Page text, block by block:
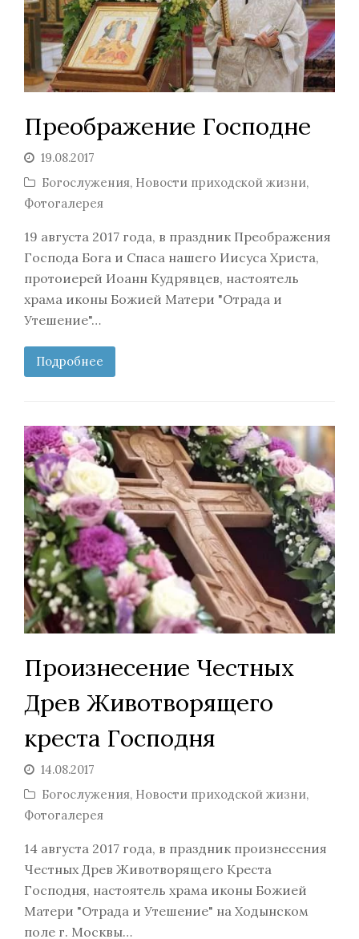
Преображение Господне
19.08.2017
Богослужения, Новости приходской жизни,
Фотогалерея
19 августа 2017 года, в праздник Преображения
Господа Бога и Спаса нашего Иисуса Христа,
протоиерей Иоанн Кудрявцев, настоятель
храма иконы Божией Матери "Отрада и
Утешение"…
Подробнее
Произнесение Честных
Древ Животворящего
креста Господня
14.08.2017
Богослужения, Новости приходской жизни,
Фотогалерея
14 августа 2017 года, в праздник произнесения
Честных Древ Животворящего Креста
Господня, настоятель храма иконы Божией
Матери "Отрада и Утешение" на Ходынском
поле г. Москвы…